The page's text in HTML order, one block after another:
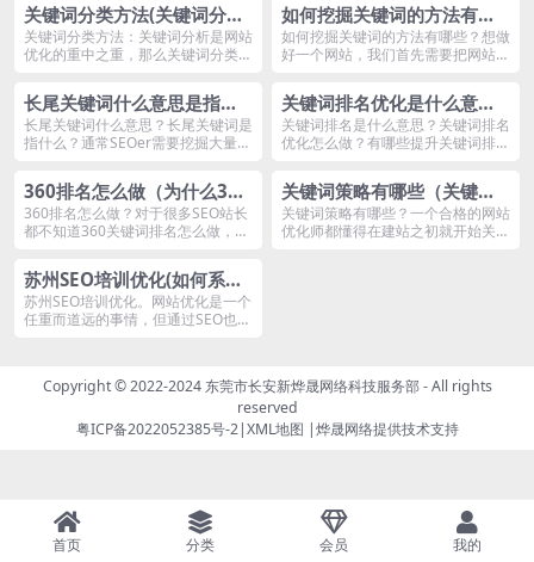
关键词分类方法(关键词分类
具体有哪些)
关键词分类方法：关键词分析是网站
优化的重中之重，那么关键词分类就
如何挖掘关键词的方法有哪
些(怎么选择关键词与优化)
如何挖掘关键词的方法有哪些？想做
好一个网站，我们首先需要把网站相
长尾关键词什么意思是指什
么(长尾关键词和核心关键词
哪个流量大)
长尾关键词什么意思？长尾关键词是
指什么？通常SEOer需要挖掘大量长
关键词排名优化是什么意思
(提升关键词排名的方法)
关键词排名是什么意思？关键词排名
优化怎么做？有哪些提升关键词排名
360排名怎么做（为什么360
搜索没关键词排名）
360排名怎么做？对于很多SEO站长
都不知道360关键词排名怎么做，很
关键词策略有哪些（关键词
策略是什么意思）
关键词策略有哪些？一个合格的网站
优化师都懂得在建站之初就开始关键
苏州SEO培训优化(如何系统
优化网站的长尾关键词)
苏州SEO培训优化。网站优化是一个
任重而道远的事情，但通过SEO也可
Copyright © 2022-2024 东莞市长安新烨晟网络科技服务部- All rights
reserved
粤ICP备2022052385号-2|XML地图 |烨晟网络提供技术支持
首页 分类 会员 我的